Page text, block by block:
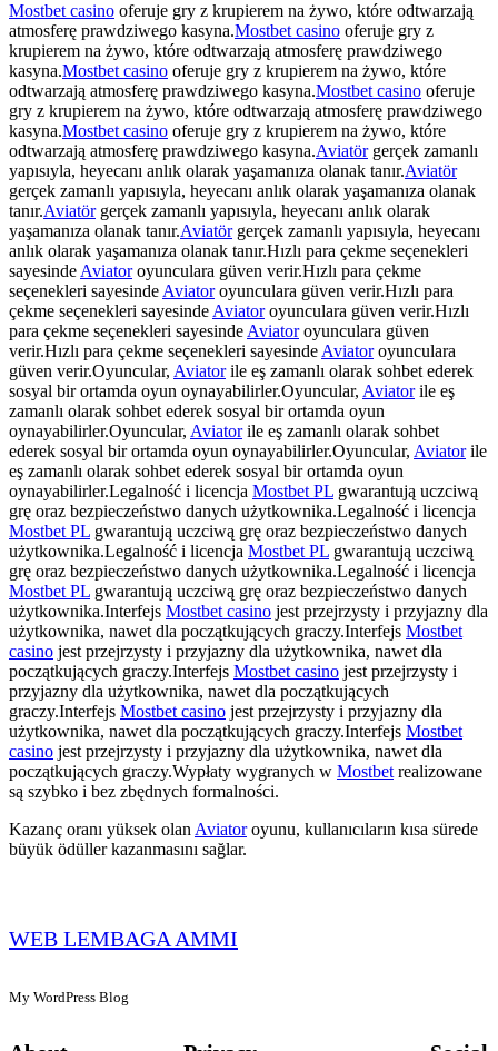
Mostbet casino oferuje gry z krupierem na żywo, które odtwarzają
atmosferę prawdziwego kasyna.Mostbet casino oferuje gry z
krupierem na żywo, które odtwarzają atmosferę prawdziwego
kasyna.Mostbet casino oferuje gry z krupierem na żywo, które
odtwarzają atmosferę prawdziwego kasyna.Mostbet casino oferuje
gry z krupierem na żywo, które odtwarzają atmosferę prawdziwego
kasyna.Mostbet casino oferuje gry z krupierem na żywo, które
odtwarzają atmosferę prawdziwego kasyna.Aviatörgerçek zamanlı
yapısıyla, heyecanı anlık olarak yaşamanıza olanak tanır.Aviatör
gerçek zamanlı yapısıyla, heyecanı anlık olarak yaşamanıza olanak
tanır.Aviatörgerçek zamanlı yapısıyla, heyecanı anlık olarak
yaşamanıza olanak tanır.Aviatörgerçek zamanlı yapısıyla, heyecanı
anlık olarak yaşamanıza olanak tanır.Hızlı para çekme seçenekleri
sayesindeAviatoroyunculara güven verir.Hızlı para çekme
seçenekleri sayesindeAviatoroyunculara güven verir.Hızlı para
çekme seçenekleri sayesindeAviatoroyunculara güven verir.Hızlı
para çekme seçenekleri sayesindeAviatoroyunculara güven
verir.Hızlı para çekme seçenekleri sayesindeAviatoroyunculara
güven verir.Oyuncular, Aviatorile eş zamanlı olarak sohbet ederek
sosyal bir ortamda oyun oynayabilirler.Oyuncular, Aviatorile eş
zamanlı olarak sohbet ederek sosyal bir ortamda oyun
oynayabilirler.Oyuncular, Aviatorile eş zamanlı olarak sohbet
ederek sosyal bir ortamda oyun oynayabilirler.Oyuncular, Aviatorile
eş zamanlı olarak sohbet ederek sosyal bir ortamda oyun
oynayabilirler.Legalność i licencja Mostbet PL gwarantują uczciwą
grę oraz bezpieczeństwo danych użytkownika.Legalność i licencja
Mostbet PL gwarantują uczciwą grę oraz bezpieczeństwo danych
użytkownika.Legalność i licencja Mostbet PL gwarantują uczciwą
grę oraz bezpieczeństwo danych użytkownika.Legalność i licencja
Mostbet PL gwarantują uczciwą grę oraz bezpieczeństwo danych
użytkownika.Interfejs Mostbet casino jest przejrzysty i przyjazny dla
użytkownika, nawet dla początkujących graczy.Interfejs Mostbet
casino jest przejrzysty i przyjazny dla użytkownika, nawet dla
początkujących graczy.Interfejs Mostbet casino jest przejrzysty i
przyjazny dla użytkownika, nawet dla początkujących
graczy.Interfejs Mostbet casino jest przejrzysty i przyjazny dla
użytkownika, nawet dla początkujących graczy.Interfejs Mostbet
casino jest przejrzysty i przyjazny dla użytkownika, nawet dla
początkujących graczy.Wypłaty wygranych w Mostbetrealizowane
są szybko i bez zbędnych formalności.
Kazanç oranı yüksek olanAviatoroyunu, kullanıcıların kısa sürede
büyük ödüller kazanmasını sağlar.
WEB LEMBAGA AMMI
My WordPress Blog